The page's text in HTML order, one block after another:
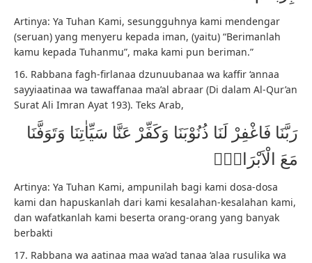
Artinya: Ya Tuhan Kami, sesungguhnya kami mendengar
(seruan) yang menyeru kepada iman, (yaitu) “Berimanlah
kamu kepada Tuhanmu”, maka kami pun beriman.”
16. Rabbana fagh-firlanaa dzunuubanaa wa kaffir ‘annaa
sayyiaatinaa wa tawaffanaa ma’al abraar (Di dalam Al-Qur’an
Surat Ali Imran Ayat 193). Teks Arab,
رَبَّنَا فَاغْفِرْ لَنَا ذُنُوْبَنَا وَكَفِّرْ عَنَّا سَيِّاٰتِنَا وَتَوَفَّنَا
مَعَ الْاَبْرَارِۚ
Artinya: Ya Tuhan Kami, ampunilah bagi kami dosa-dosa
kami dan hapuskanlah dari kami kesalahan-kesalahan kami,
dan wafatkanlah kami beserta orang-orang yang banyak
berbakti
17. Rabbana wa aatinaa maa wa’ad tanaa ‘alaa rusulika wa